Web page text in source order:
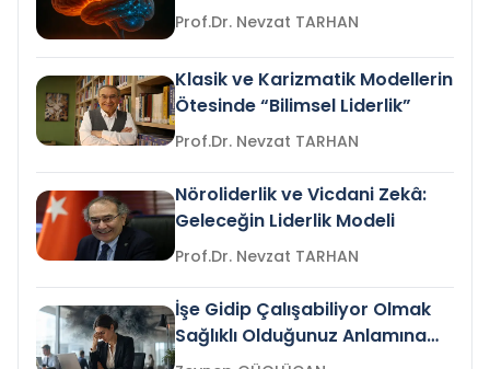
Prof.Dr. Nevzat TARHAN
Klasik ve Karizmatik Modellerin
Ötesinde “Bilimsel Liderlik”
Prof.Dr. Nevzat TARHAN
Nöroliderlik ve Vicdani Zekâ:
Geleceğin Liderlik Modeli
Prof.Dr. Nevzat TARHAN
İşe Gidip Çalışabiliyor Olmak
Sağlıklı Olduğunuz Anlamına
Gelir mi?